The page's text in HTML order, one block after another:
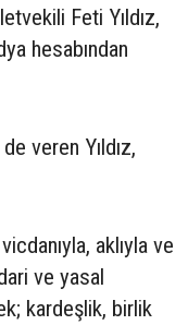
Feti Yıldız,
hesabından
veren Yıldız,
aklıyla ve
ve yasal
kardeşlik, birlik